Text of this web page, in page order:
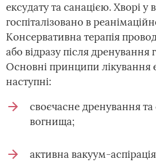
ексудату та санацією. Хворі у
госпіталізовано в
Консервативна терапія
або відразу після
Основні принципи лікування
наступні:
своєчасне дренування та
вогнища;
активна вакуум-